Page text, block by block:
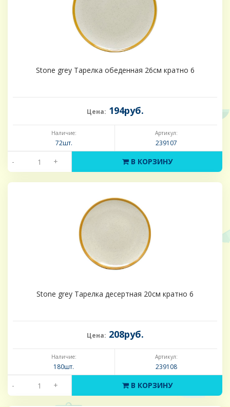
Stone grey Тарелка обеденная 26см кратно 6
Цена: 194руб.
Наличие:
72шт.
Артикул:
239107
- + В КОРЗИНУ
Stone grey Тарелка десертная 20см кратно 6
Цена: 208руб.
Наличие:
180шт.
Артикул:
239108
- + В КОРЗИНУ